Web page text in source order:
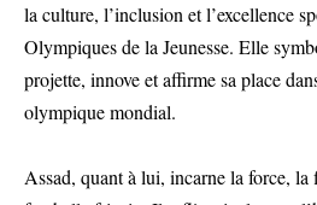
la culture, l’inclusion et l’excellence
Olympiques de la Jeunesse. Elle
projette, innove et affirme sa place
olympique mondial.
Assad, quant à lui, incarne la force, la